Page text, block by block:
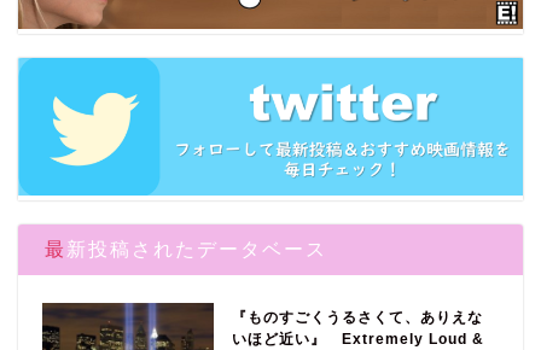
最新投稿されたデータベース
『ものすごくうるさくて、ありえな
いほど近い』 Extremely Loud &